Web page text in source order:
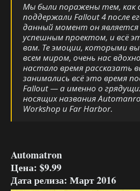
Мы были поражены тем, как
поддержали Fallout 4 после
данный момент он
успешным проектом, и всё
вам. Те эмоции, которыми вы
всем миром, очень нас
настало время рассказать
занимались всё это время
Fallout — а именно о
носящих названия
Workshop и Far Harbor.
Automatron
Цена: $9.99
Дата релиза: Март2016